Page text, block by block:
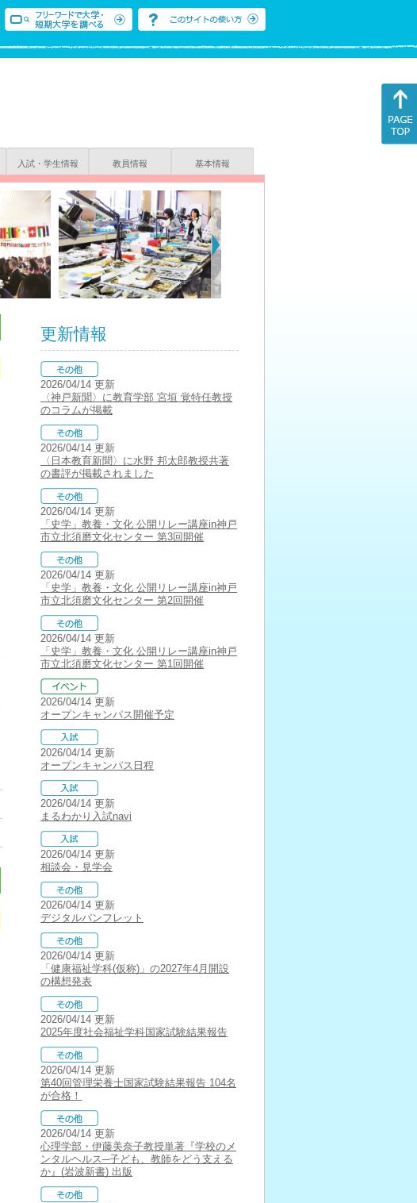
入試・学生情報 教員情報 基本情報
更新情報
2026/04/14 更新
〈神戸新聞〉に教育学部 宮垣 覚特任教授
のコラムが掲載
2026/04/14 更新
〈日本教育新聞〉に水野 邦太郎教授共著
の書評が掲載されました
2026/04/14 更新
「史学」教養・文化 公開リレー講座in神戸
市立北須磨文化センター 第3回開催
2026/04/14 更新
「史学」教養・文化 公開リレー講座in神戸
市立北須磨文化センター 第2回開催
2026/04/14 更新
「史学」教養・文化 公開リレー講座in神戸
市立北須磨文化センター 第1回開催
2026/04/14 更新
オープンキャンパス開催予定
2026/04/14 更新
オープンキャンパス日程
2026/04/14 更新
まるわかり入試navi
2026/04/14 更新
相談会・見学会
2026/04/14 更新
デジタルパンフレット
2026/04/14 更新
「健康福祉学科(仮称)」の2027年4月開設
の構想発表
2026/04/14 更新
2025年度社会福祉学科国家試験結果報告
2026/04/14 更新
第40回管理栄養士国家試験結果報告 104名
が合格！
2026/04/14 更新
心理学部・伊藤美奈子教授単著『学校のメ
ンタルヘルス─子ども、教師をどう支える
か』(岩波新書) 出版